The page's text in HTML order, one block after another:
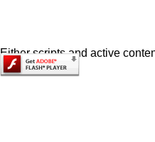
Either scripts and active